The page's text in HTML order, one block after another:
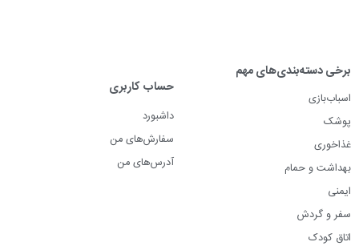
برخی دسته‌بندی‌های مهم
اسباب‌بازی
پوشک
غذاخوری
بهداشت و حمام
ایمنی
سفر و گردش
اتاق کودک
حساب کاربری
داشبورد
سفارش‌های من
آدرس‌های من